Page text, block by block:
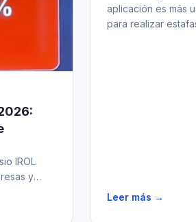
IROL
y
al
aplicación es más
para realizar
Leer más →